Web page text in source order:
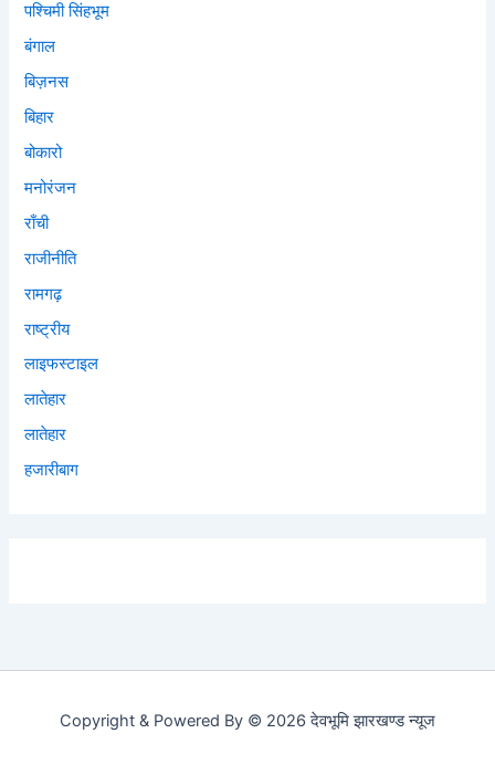
पश्चिमी सिंहभूम
बंगाल
बिज़नस
बिहार
बोकारो
मनोरंजन
राँची
राजीनीति
रामगढ़
राष्ट्रीय
लाइफस्टाइल
लातेहार
लातेहार
हजारीबाग
Copyright & Powered By © 2026 देवभूमि झारखण्ड न्यूज